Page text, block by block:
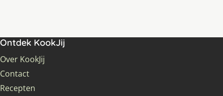
Ontdek KookJij
Over KookJij
Contact
Recepten